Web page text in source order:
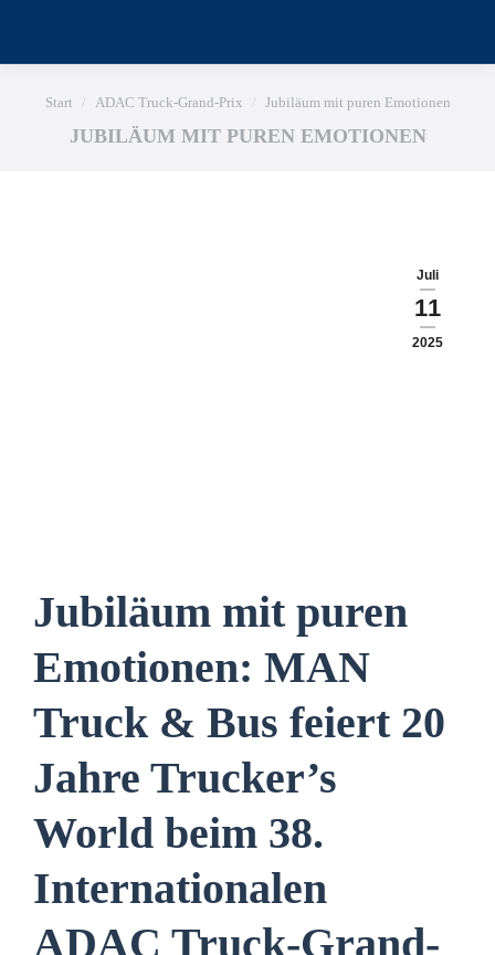
Sie befinden sich hier:
Start ADAC Truck-Grand-Prix Jubiläum mit puren Emotionen
JUBILÄUM MIT PUREN EMOTIONEN
Juli
11
2025
Jubiläum mit puren
Emotionen: MAN
Truck & Bus feiert 20
Jahre Trucker’s
World beim 38.
Internationalen
ADAC Truck-Grand-